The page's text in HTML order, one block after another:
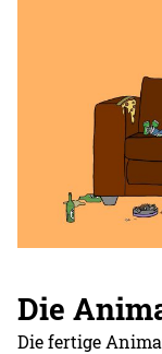
Die
Die fertige